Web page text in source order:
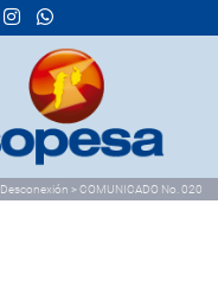
Desconexión > COMUNICADO No. 020